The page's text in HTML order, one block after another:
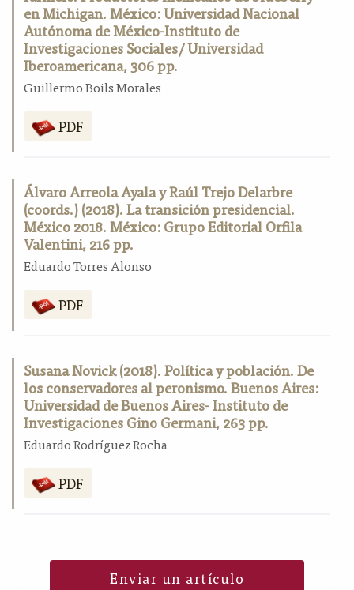
en Michigan. México: Universidad Nacional
Autónoma de México-Instituto de
Investigaciones Sociales/ Universidad
Iberoamericana, 306 pp.
Guillermo Boils Morales
PDF
Álvaro Arreola Ayala y Raúl Trejo Delarbre
(coords.) (2018). La transición presidencial.
México 2018. México: Grupo Editorial Orfila
Valentini, 216 pp.
Eduardo Torres Alonso
PDF
Susana Novick (2018). Política y población. De
los conservadores al peronismo. Buenos Aires:
Universidad de Buenos Aires- Instituto de
Investigaciones Gino Germani, 263 pp.
Eduardo Rodríguez Rocha
PDF
Enviar un artículo